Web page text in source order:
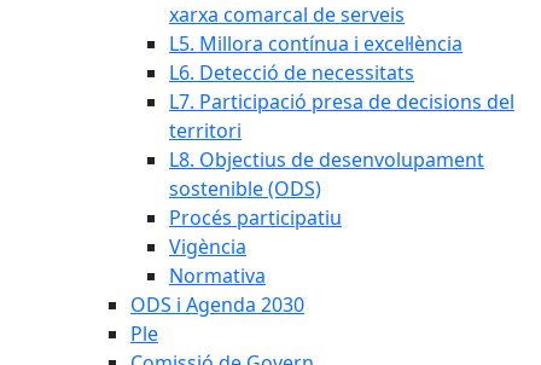
xarxa comarcal de serveis
L5. Millora contínua i excel·lència
L6. Detecció de necessitats
L7. Participació presa de decisions del
territori
L8. Objectius de desenvolupament
sostenible (ODS)
Procés participatiu
Vigència
Normativa
ODS i Agenda 2030
Ple